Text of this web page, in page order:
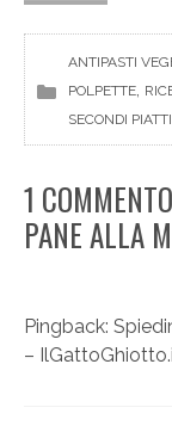
ANTIPASTI
POLPETTE,
SECONDI
1
PANE ALLA
Pingback:
–